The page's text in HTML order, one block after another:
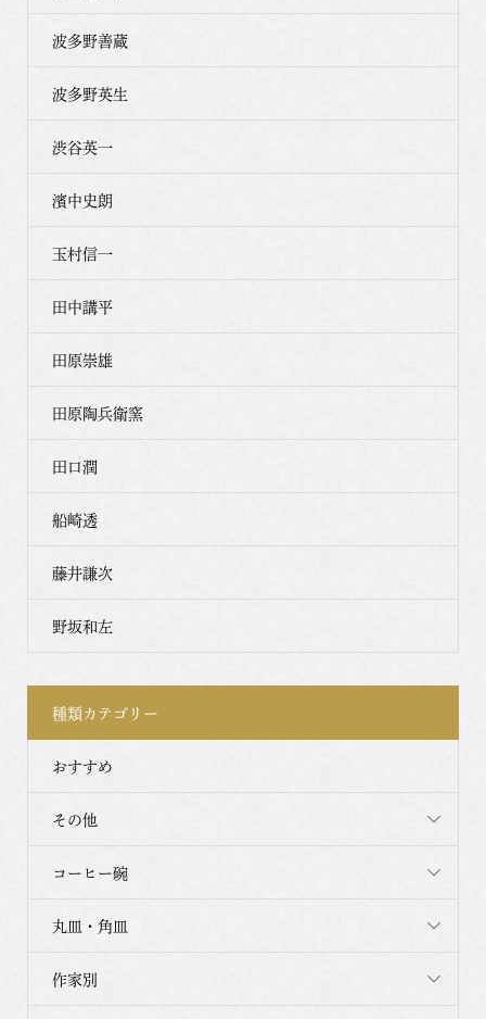
波多野善蔵
波多野英生
渋谷英一
濱中史朗
玉村信一
田中講平
田原崇雄
田原陶兵衛窯
田口潤
船崎透
藤井謙次
野坂和左
種類カテゴリー
おすすめ
その他
コーヒー碗
丸皿・角皿
作家別